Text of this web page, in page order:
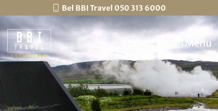
Bel BBI Travel 050 313 6000
Menu